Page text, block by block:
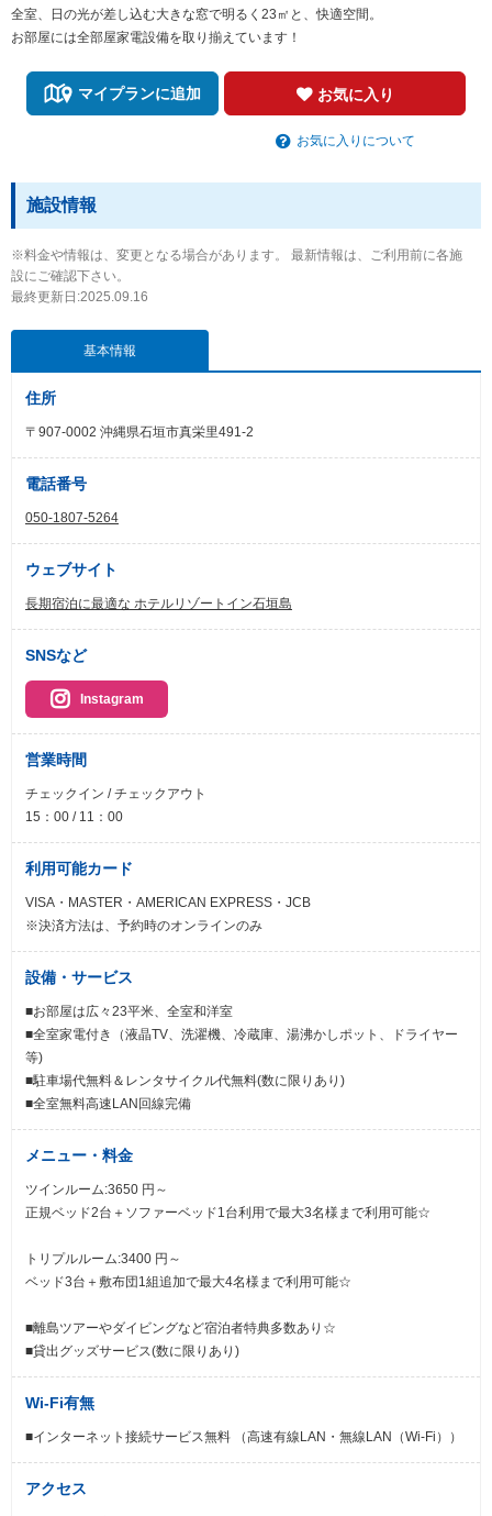
全室、日の光が差し込む大きな窓で明るく23㎡と、快適空間。
お部屋には全部屋家電設備を取り揃えています！
マイプランに追加 お気に入り
お気に入りについて
施設情報
※料金や情報は、変更となる場合があります。 最新情報は、ご利用前に各施
設にご確認下さい。
最終更新日:2025.09.16
基本情報
住所
〒907-0002 沖縄県石垣市真栄里491-2
電話番号
050-1807-5264
ウェブサイト
長期宿泊に最適な ホテルリゾートイン石垣島
SNSなど
Instagram
営業時間
チェックイン / チェックアウト
15：00 / 11：00
利用可能カード
VISA・MASTER・AMERICAN EXPRESS・JCB
※決済方法は、予約時のオンラインのみ
設備・サービス
■お部屋は広々23平米、全室和洋室
■全室家電付き（液晶TV、洗濯機、冷蔵庫、湯沸かしポット、ドライヤー
等)
■駐車場代無料＆レンタサイクル代無料(数に限りあり)
■全室無料高速LAN回線完備
メニュー・料金
ツインルーム:3650 円～
正規ベッド2台＋ソファーベッド1台利用で最大3名様まで利用可能☆
トリプルルーム:3400 円～
ベッド3台＋敷布団1組追加で最大4名様まで利用可能☆
■離島ツアーやダイビングなど宿泊者特典多数あり☆
■貸出グッズサービス(数に限りあり)
Wi-Fi有無
■インターネット接続サービス無料 （高速有線LAN・無線LAN（Wi-Fi））
アクセス